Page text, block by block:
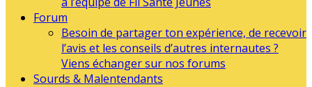
Forum
Besoin de partager ton expérience, de recevoir
l’avis et les conseils d’autres internautes ?
Viens échanger sur nos forums
Sourds & Malentendants